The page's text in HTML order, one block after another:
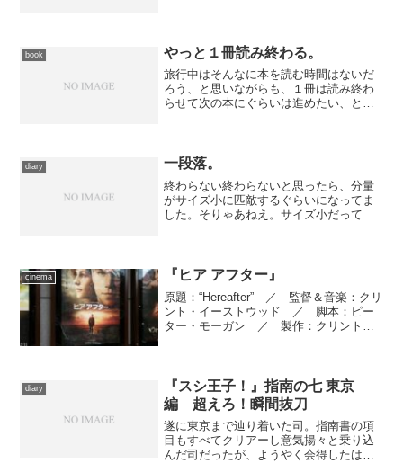
は便利なので、TOHO...
book やっと１冊読み終わる。
旅行中はそんなに本を読む時間はないだ
ろう、と思いながらも、１冊は読み終わ
らせて次の本にぐらいは進めたい、と考
んかありませんでした。 ...
diary 一段落。
終わらない終わらないと思ったら、分量
がサイズ小に匹敵するぐらいになってま
した。そりゃあねえ。サイズ小だって普
日あたりまでに仕上げよう...
cinema 『ヒア アフター』
原題：“Hereafter” ／ 監督＆音楽：クリ
ント・イーストウッド ／ 脚本：ピー
ター・モーガン ／ 製作：クリント・
ンク・マー...
diary
『スシ王子！』指南の七 東京
編 超えろ！瞬間抜刀
遂に東京まで辿り着いた司。指南書の項
目もすべてクリアーし意気揚々と乗り込
んだ司だったが、ようやく会得したはず